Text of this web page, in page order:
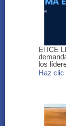
El ICE
los
Haz clic